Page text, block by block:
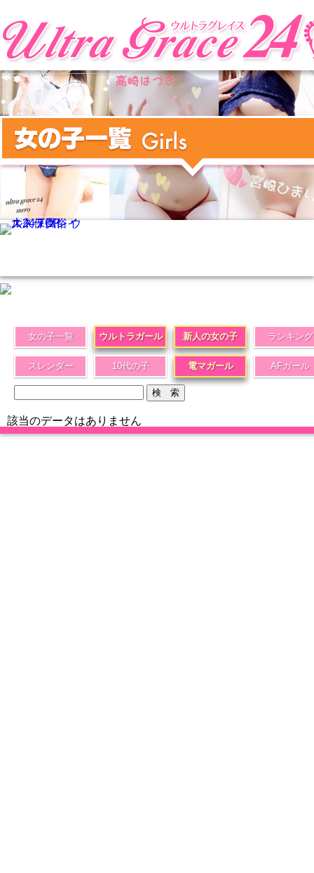
女の子一覧 ウルトラガール 新人の女の子 ランキング
スレンダー 10代の子 電マガール AFガール
該当のデータはありません